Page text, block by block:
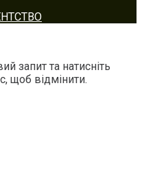
запит та натисніть
щоб відмінити.